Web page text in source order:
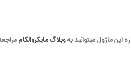
این ماژول میتوانید بهوبلاگ مایکروالکام